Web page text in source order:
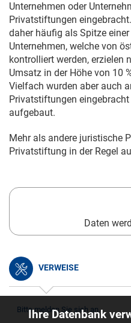
Unternehmen oder
Privatstiftungen
daher häufig als Spitze
Unternehmen, welche von
kontrolliert werden, erzielen
Umsatz in der Höhe von 10
Vielfach wurden aber auch
Privatstiftungen
aufgebaut.
Mehr als andere juristische
Privatstiftung in der Regel
Daten
VERWEISE
Bitte melden Sie sich an.
Ihre Datenbank